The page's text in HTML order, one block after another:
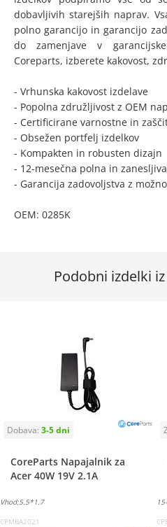
dobavljivih starejših naprav.
polno garancijo in garancijo
do zamenjave v
Coreparts, izberete kakovost,
- Vrhunska kakovost izdelave
- Popolna združljivost z OEM
- Certificirane varnostne in
- Obsežen portfelj izdelkov
- Kompakten in robusten dizajn
- 12-mesečna polna in
- Garancija zadovoljstva z
OEM: 0285K
Podobni izdelki
CoreParts Napajalnik za
Acer 40W 19V 2.1A
Vhod:5.5*1.7
CPMBA2021